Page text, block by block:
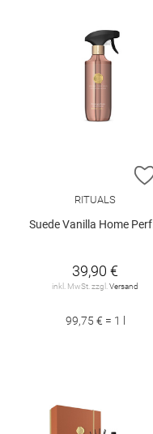
RITUALS
Suede Vanilla Home Perfume 400ml
39,90 €
inkl. MwSt. zzgl.Versand
99,75 € = 1 l